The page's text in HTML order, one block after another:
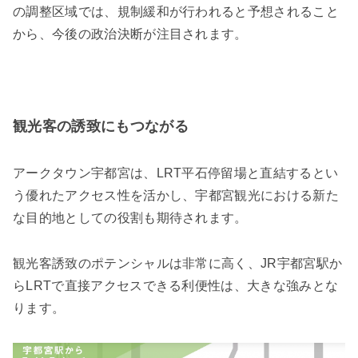
の調整区域では、規制緩和が行われると予想されること
から、今後の政治決断が注目されます。
観光客の誘致にもつながる
アークタウン宇都宮は、LRT平石停留場と直結するとい
う優れたアクセス性を活かし、宇都宮観光における新た
な目的地としての役割も期待されます。
観光客誘致のポテンシャルは非常に高く、JR宇都宮駅か
らLRTで直接アクセスできる利便性は、大きな強みとな
ります。